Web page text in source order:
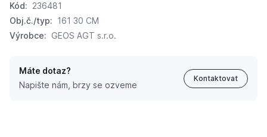
Kód: 236481
Obj.č./typ: 161 30 CM
Výrobce: GEOS AGT s.r.o.
Máte dotaz?
Napište nám, brzy se ozveme
Kontaktovat